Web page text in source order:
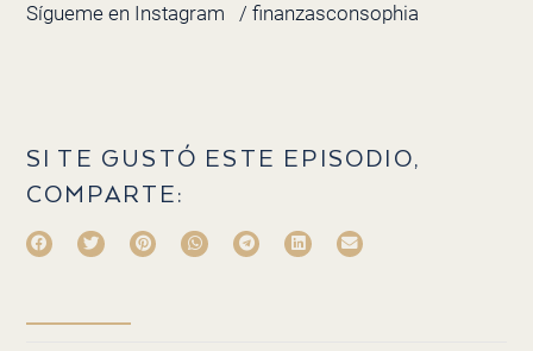
Sígueme en Instagram / finanzasconsophia
SI TE GUSTÓ ESTE EPISODIO,
COMPARTE: